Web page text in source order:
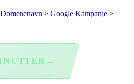
Domenenavn > Google Kampanje >
→